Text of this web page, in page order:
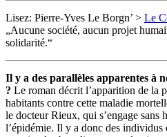
Lisez: Pierre-Yves Le Borgn’ > Le
„Aucune société, aucun projet
solidarité.“
Il y a des parallèles apparentes à
? Le roman décrit l’apparition de la
habitants contre cette maladie
le docteur Rieux, qui s’engage sans
l’épidémie. Il y a donc des